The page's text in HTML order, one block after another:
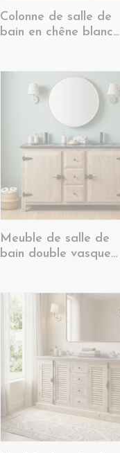
Colonne de salle de
bain en chêne blanchi
Meuble de salle de
bain double vasque